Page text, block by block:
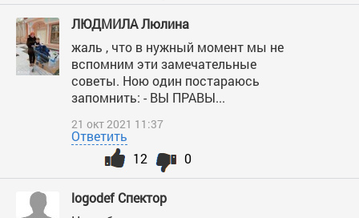
ЛЮДМИЛА Люлина
жаль , что в нужный момент мы не
вспомним эти замечательные
советы. Ною один постараюсь
запомнить: - ВЫ ПРАВЫ...
21 окт 2021 11:37
Ответить
0
12
logodef Спектор